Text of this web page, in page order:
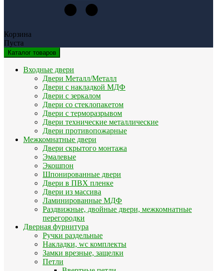
Корзина
Пуста
Каталог товаров
Входные двери
Двери Металл/Металл
Двери с накладкой МДФ
Двери с зеркалом
Двери со стеклопакетом
Двери с терморазрывом
Двери технические металлические
Двери противопожарные
Межкомнатные двери
Двери скрытого монтажа
Эмалевые
Экошпон
Шпонированные двери
Двери в ПВХ пленке
Двери из массива
Ламинированные МДФ
Раздвижные, двойные двери, межкомнатные
перегородки
Дверная фурнитура
Ручки раздельные
Накладки, wc комплекты
Замки врезные, защелки
Петли